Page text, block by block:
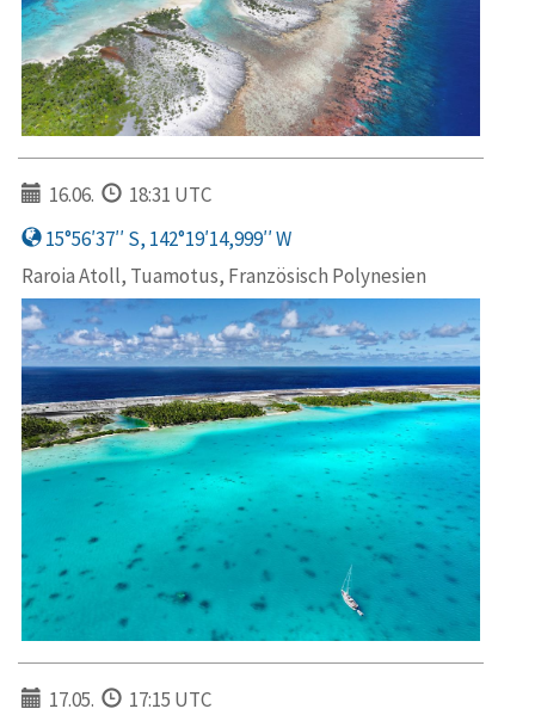
16.06.
18:31 UTC
15°56′37′′ S, 142°19′14,999′′ W
Raroia Atoll, Tuamotus, Französisch Polynesien
17.05.
17:15 UTC